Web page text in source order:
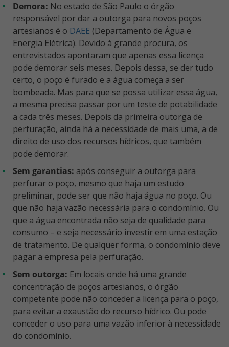
Demora: No estado de São Paulo o órgão
responsável por dar a outorga para novos poços
artesianos é o DAEE (Departamento de Água e
Energia Elétrica). Devido à grande procura, os
entrevistados apontaram que apenas essa licença
pode demorar seis meses. Depois dessa, se der tudo
certo, o poço é furado e a água começa a ser
bombeada. Mas para que se possa utilizar essa água,
a mesma precisa passar por um teste de potabilidade
a cada três meses. Depois da primeira outorga de
perfuração, ainda há a necessidade de mais uma, a de
direito de uso dos recursos hídricos, que também
pode demorar.
Sem garantias: após conseguir a outorga para
perfurar o poço, mesmo que haja um estudo
preliminar, pode ser que não haja água no poço. Ou
que não haja vazão necessária para o condomínio. Ou
que a água encontrada não seja de qualidade para
consumo – e seja necessário investir em uma estação
de tratamento. De qualquer forma, o condomínio deve
pagar a empresa pela perfuração.
Sem outorga: Em locais onde há uma grande
concentração de poços artesianos, o órgão
competente pode não conceder a licença para o poço,
para evitar a exaustão do recurso hídrico. Ou pode
conceder o uso para uma vazão inferior à necessidade
do condomínio.